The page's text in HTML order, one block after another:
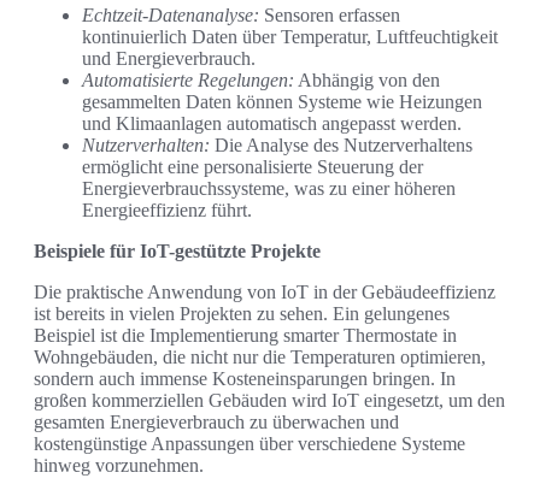
Echtzeit-Datenanalyse: Sensoren erfassen
kontinuierlich Daten über Temperatur, Luftfeuchtigkeit
und Energieverbrauch.
Automatisierte Regelungen: Abhängig von den
gesammelten Daten können Systeme wie Heizungen
und Klimaanlagen automatisch angepasst werden.
Nutzerverhalten: Die Analyse des Nutzerverhaltens
ermöglicht eine personalisierte Steuerung der
Energieverbrauchssysteme, was zu einer höheren
Energieeffizienz führt.
Beispiele für IoT-gestützte Projekte
Die praktische Anwendung von IoT in der Gebäudeeffizienz
ist bereits in vielen Projekten zu sehen. Ein gelungenes
Beispiel ist die Implementierung smarter Thermostate in
Wohngebäuden, die nicht nur die Temperaturen optimieren,
sondern auch immense Kosteneinsparungen bringen. In
großen kommerziellen Gebäuden wird IoT eingesetzt, um den
gesamten Energieverbrauch zu überwachen und
kostengünstige Anpassungen über verschiedene Systeme
hinweg vorzunehmen.